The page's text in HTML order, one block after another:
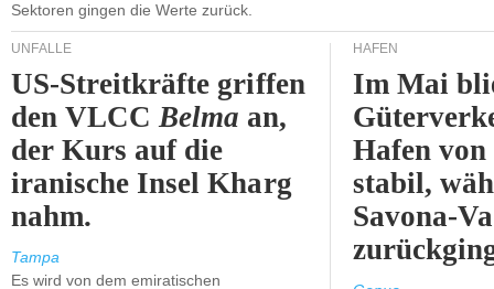
Sektoren gingen die Werte zurück.
UNFÄLLE
US-Streitkräfte griffen
den VLCCBelma an,
der Kurs auf die
iranische Insel Kharg
nahm.
Tampa
Es wird von dem emiratischen
HÄFEN
Im Mai
Hafen von
stabil,
Savona-